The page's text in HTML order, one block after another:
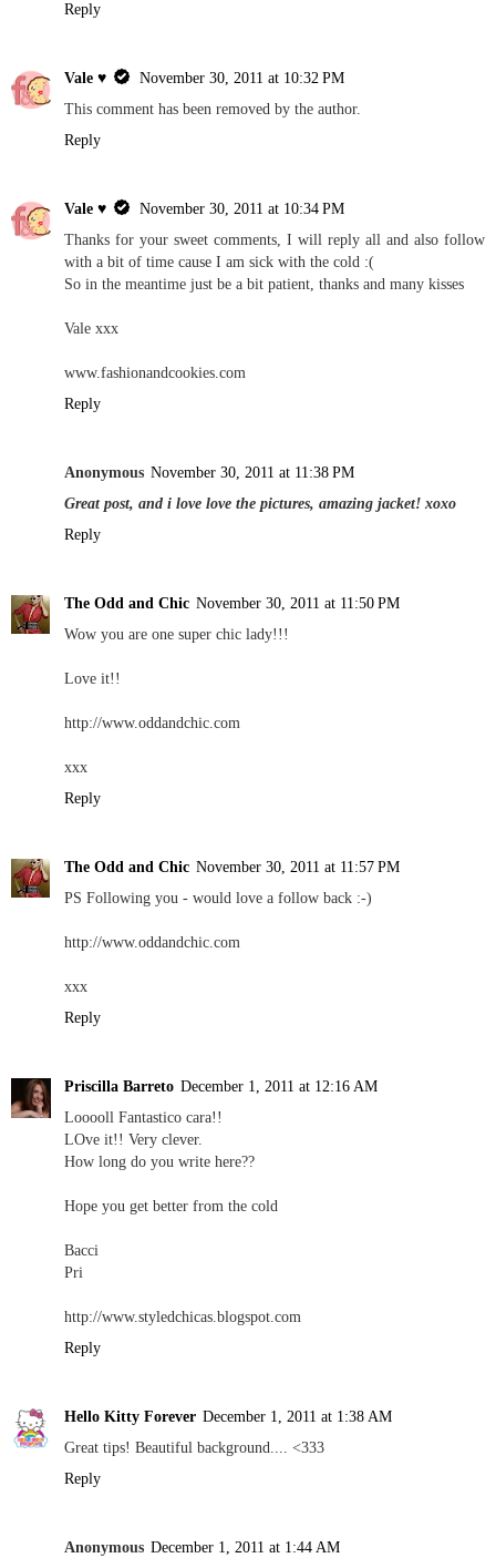
Reply
Vale ♥
November 30, 2011 at 10:32 PM
This comment has been removed by the author.
Reply
Vale ♥
November 30, 2011 at 10:34 PM
Thanks for your sweet comments, I will reply all and also follow
with a bit of time cause I am sick with the cold :(
So in the meantime just be a bit patient, thanks and many kisses
Vale xxx
www.fashionandcookies.com
Reply
Anonymous November 30, 2011 at 11:38 PM
Great post, and i love love the pictures, amazing jacket! xoxo
Reply
The Odd and Chic November 30, 2011 at 11:50 PM
Wow you are one super chic lady!!!
Love it!!
http://www.oddandchic.com
xxx
Reply
The Odd and Chic November 30, 2011 at 11:57 PM
PS Following you - would love a follow back :-)
http://www.oddandchic.com
xxx
Reply
Priscilla Barreto December 1, 2011 at 12:16 AM
Looooll Fantastico cara!!
LOve it!! Very clever.
How long do you write here??
Hope you get better from the cold
Bacci
Pri
http://www.styledchicas.blogspot.com
Reply
Hello Kitty Forever December 1, 2011 at 1:38 AM
Great tips! Beautiful background.... <333
Reply
Anonymous December 1, 2011 at 1:44 AM